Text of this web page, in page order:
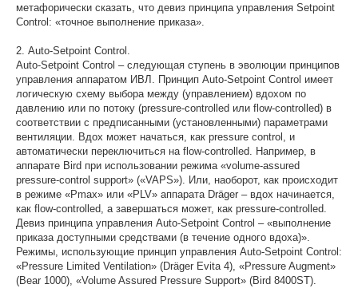
метафорически сказать, что девиз принципа управления Setpoint
Control: «точное выполнение приказа».
2. Auto-Setpoint Control.
Auto-Setpoint Control – следующая ступень в эволюции принципов
управления аппаратом ИВЛ. Принцип Auto-Setpoint Control имеет
логическую схему выбора между (управлением) вдохом по
давлению или по потоку (pressure-controlled или flow-controlled) в
соответствии с предписанными (установленными) параметрами
вентиляции. Вдох может начаться, как pressure control, и
автоматически переключиться на flow-controlled. Например, в
аппарате Bird при использовании режима «volume-assured
pressure-control support» («VAPS»). Или, наоборот, как происходит
в режиме «Pmax» или «PLV» аппарата Dräger – вдох начинается,
как flow-controlled, а завершаться может, как pressure-controlled.
Девиз принципа управления Auto-Setpoint Control – «выполнение
приказа доступными средствами (в течение одного вдоха)».
Режимы, использующие принцип управления Auto-Setpoint Control:
«Pressure Limited Ventilation» (Dräger Evita 4), «Pressure Augment»
(Bear 1000), «Volume Assured Pressure Support» (Bird 8400ST).